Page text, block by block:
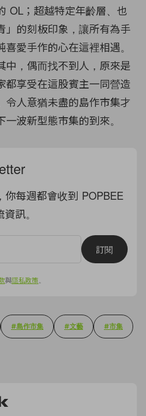
OL；超越特定年齡層、也
」的刻板印象，讓所有為手
愛手作的心在這裡相遇。
中，偶而找不到人，原來是
都享受在這股賓主一同營造
令人意猶未盡的島作市集才
波新型態市集的到來。
每週都會收到 POPBEE
訊。
訂閱
與隱私政策
島作市集 文藝 市集